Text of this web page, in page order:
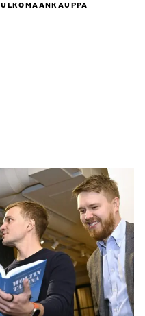
ULKOMAANKAUPPA